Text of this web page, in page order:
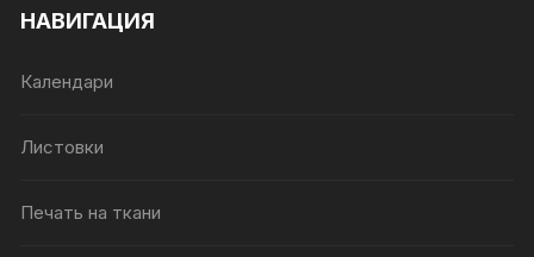
НАВИГАЦИЯ
Календари
Листовки
Печать на ткани